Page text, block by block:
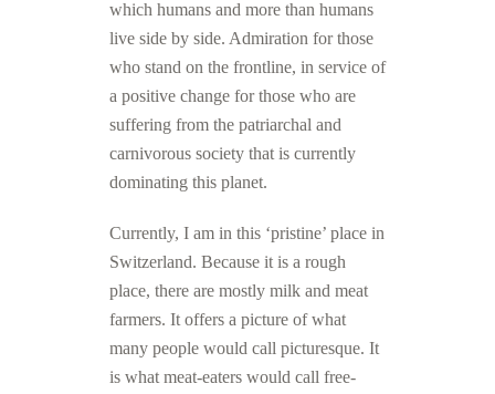
which humans and more than humans
live side by side. Admiration for those
who stand on the frontline, in service of
a positive change for those who are
suffering from the patriarchal and
carnivorous society that is currently
dominating this planet.
Currently, I am in this ‘pristine’ place in
Switzerland. Because it is a rough
place, there are mostly milk and meat
farmers. It offers a picture of what
many people would call picturesque. It
is what meat-eaters would call free-